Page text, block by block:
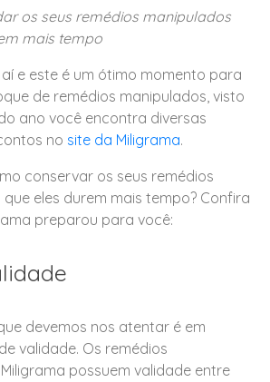
os seus remédios manipulados
mais tempo
e este é um ótimo momento para
de remédios manipulados, visto
ano você encontra diversas
no site da Miligrama.
conservar os seus remédios
eles durem mais tempo? Confira
preparou para você:
devemos nos atentar é em
validade. Os remédios
possuem validade entre